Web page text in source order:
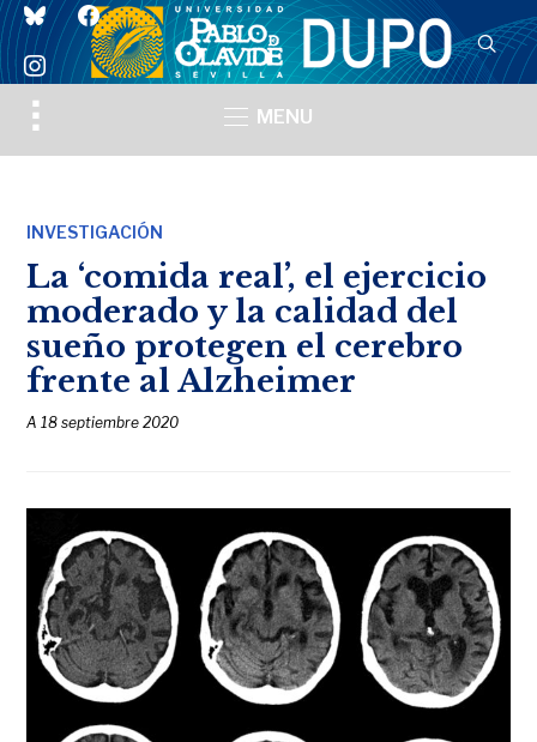
blueskyfacebook
instagram
Toggle
sidebar
MENU
INVESTIGACIÓN
La ‘comida real’, el ejercicio
moderado y la calidad del
sueño protegen el cerebro
frente al Alzheimer
A18 septiembre 2020